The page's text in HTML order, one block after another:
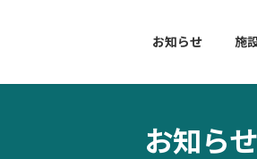
お知らせ 施
お知らせ